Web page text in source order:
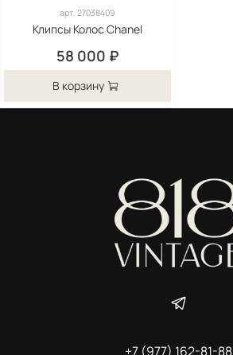
арт.27038409
Клипсы Колос Chanel
58 000 ₽
В корзину
+7 (977) 162-81-88